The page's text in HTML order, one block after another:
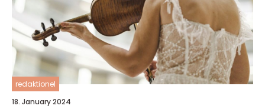
redaktionel
18. January 2024